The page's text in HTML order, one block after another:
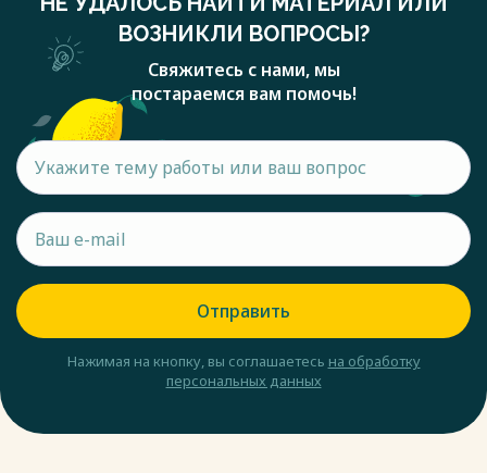
ВОЗНИКЛИ ВОПРОСЫ?
Свяжитесь с нами, мы
постараемся вам помочь!
Отправить
Нажимая на кнопку, вы соглашаетесь на обработку
персональных данных